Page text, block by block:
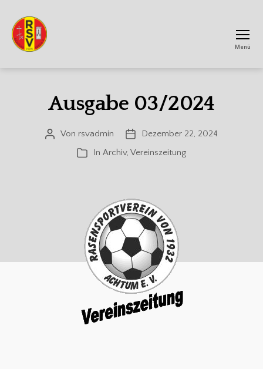
Menü
Ausgabe 03/2024
Beitragsautor
Von rsvadmin Veröffentlichungsdatum
Dezember 22, 2024
Kategorien
In Archiv, Vereinszeitung